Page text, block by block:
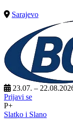
Sarajevo
23.07. –
Prijavi se
P+
Slatko i Slano